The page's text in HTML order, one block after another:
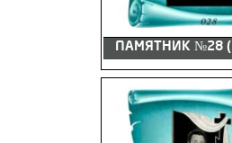
ПАМЯТНИК №28